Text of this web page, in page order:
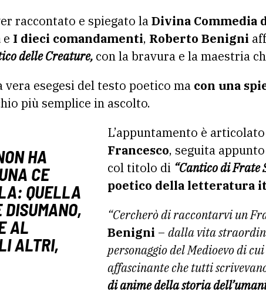
raccontato e spiegato laDivina Commedia
e I dieci comandamenti, Roberto Benigni
delle Creature, con la bravura e la maestria
vera esegesi del testo poetico ma con una
più semplice in ascolto.
HA
CE
QUELLA
AL
ALTRI,
L’appuntamento è
Francesco, seguita
col titolo di “Cantico di Frate
poetico della letteratura
“Cercherò di raccontarvi un
Benigni – dalla vita
personaggio del Medioevo di
affascinante che tutti
di anime della storia